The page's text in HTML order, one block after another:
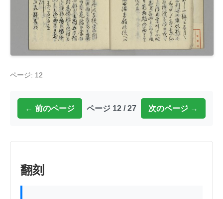
ページ: 12
← 前のページ ページ 12 / 27 次のページ →
翻刻